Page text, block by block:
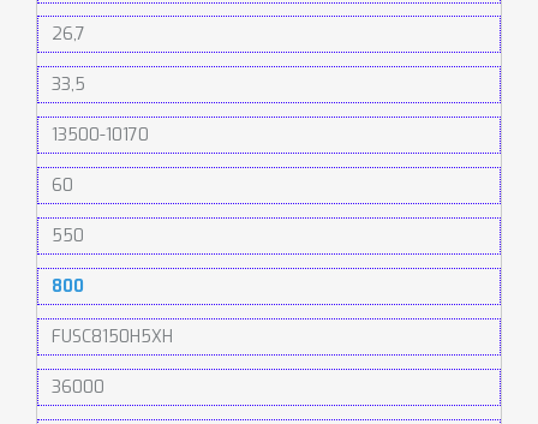
26,7
33,5
13500-10170
60
550
800
FUSC8150H5XH
36000